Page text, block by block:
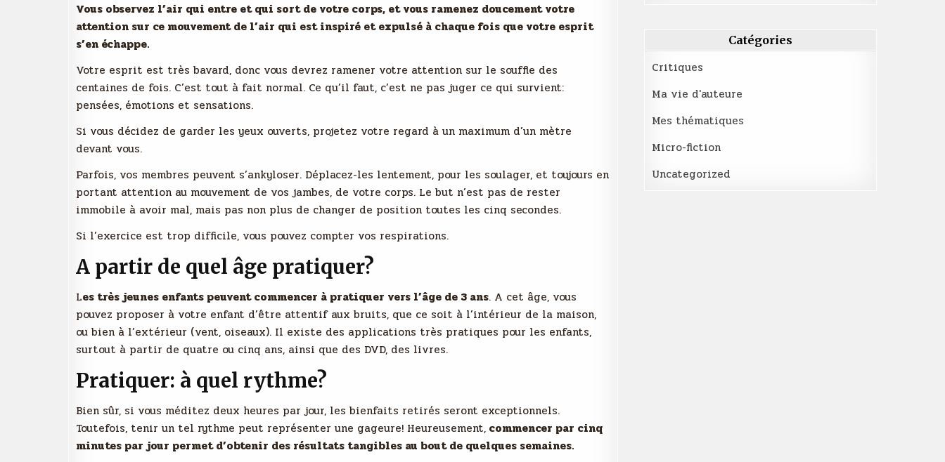
Vous observez l’air qui entre et qui sort de votre corps, et vous ramenez doucement votre
attention sur ce mouvement de l’air qui est inspiré et expulsé à chaque fois que votre esprit
s’en échappe.
Votre esprit est très bavard, donc vous devrez ramener votre attention sur le souffle des
centaines de fois. C’est tout à fait normal. Ce qu’il faut, c’est ne pas juger ce qui survient:
pensées, émotions et sensations.
Si vous décidez de garder les yeux ouverts, projetez votre regard à un maximum d’un mètre
devant vous.
Parfois, vos membres peuvent s’ankyloser. Déplacez-les lentement, pour les soulager, et toujours en
portant attention au mouvement de vos jambes, de votre corps. Le but n’est pas de rester
immobile à avoir mal, mais pas non plus de changer de position toutes les cinq secondes.
Si l’exercice est trop difficile, vous pouvez compter vos respirations.
A partir de quel âge pratiquer?
Les très jeunes enfants peuvent commencer à pratiquer vers l’âge de 3 ans. A cet âge, vous
pouvez proposer à votre enfant d’être attentif aux bruits, que ce soit à l’intérieur de la maison,
ou bien à l’extérieur (vent, oiseaux). Il existe des applications très pratiques pour les enfants,
surtout à partir de quatre ou cinq ans, ainsi que des DVD, des livres.
Pratiquer: à quel rythme?
Bien sûr, si vous méditez deux heures par jour, les bienfaits retirés seront exceptionnels.
Toutefois, tenir un tel rythme peut représenter une gageure! Heureusement, commencer par cinq
minutes par jour permet d’obtenir des résultats tangibles au bout de quelques semaines.
Catégories
Critiques
Ma vie d'auteure
Mes thématiques
Micro-fiction
Uncategorized